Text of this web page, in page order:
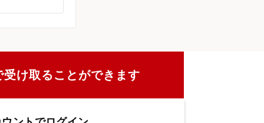
け取ることができます